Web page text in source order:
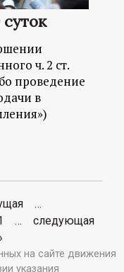
ч. 2 ст.
проведение
в
…
…
следующая
на сайте движения
указания